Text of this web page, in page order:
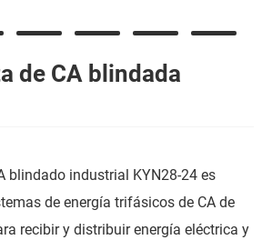
de CA blindada
blindado industrial KYN28-24 es
de energía trifásicos de CA de
recibir y distribuir energía eléctrica y